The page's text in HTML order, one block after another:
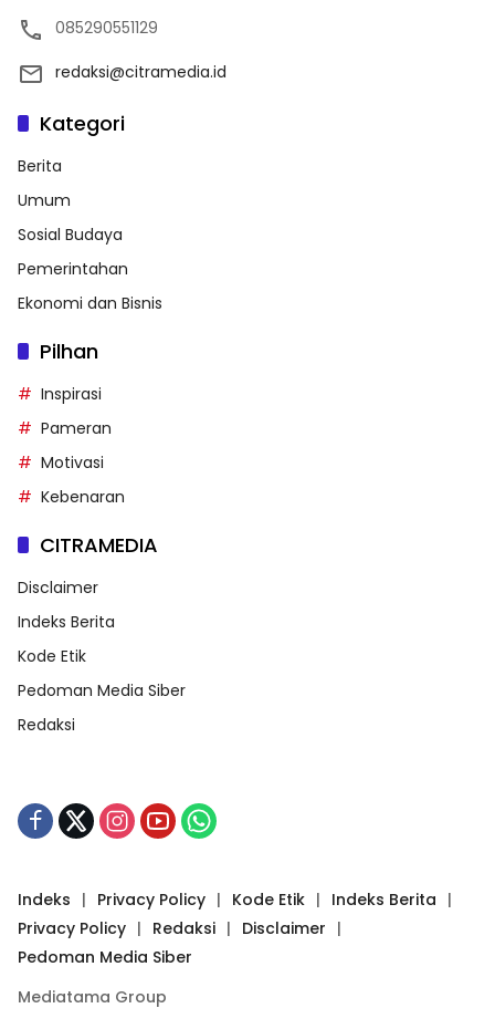
085290551129
redaksi@citramedia.id
Kategori
Berita
Umum
Sosial Budaya
Pemerintahan
Ekonomi dan Bisnis
Pilhan
Inspirasi
Pameran
Motivasi
Kebenaran
CITRAMEDIA
Disclaimer
Indeks Berita
Kode Etik
Pedoman Media Siber
Redaksi
Indeks Privacy Policy Kode Etik
Indeks Berita
Privacy Policy
Redaksi
Disclaimer
Pedoman Media Siber
Mediatama Group